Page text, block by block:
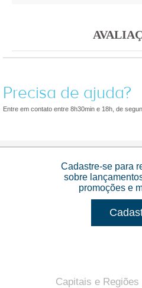
Precisa de ajuda?
Entre em contato entre 8h30min e 18h, de
Cadastre-se para
sobre
promoções e
Capitais e